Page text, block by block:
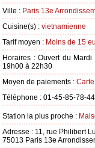
Ville : Paris 13e
Cuisine(s) : vietnamienne
Tarif moyen : Moins de 15
Horaires : Ouvert du
19h00 à 22h30
Moyen de paiements :
Téléphone : 01-45-85-78-44
Station la plus proche :
Adresse : 11, rue Philibert
75013 Paris 13e